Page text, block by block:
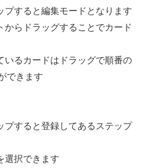
プすると編集モードとなります
からドラッグすることでカード
いるカードはドラッグで順番の
できます
プすると登録してあるステップ
選択できます